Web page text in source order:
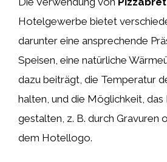
Hotelgewerbe bietet
darunter eine ansprechende
Speisen, eine natürliche
dazu beiträgt, die Temperatur
halten, und die Möglichkeit,
gestalten, z. B. durch Gravuren
dem Hotellogo.